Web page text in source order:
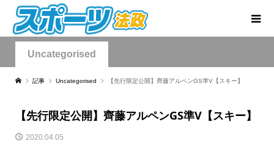
Uncategorised
記事 Uncategorised 【先行限定公開】齊藤アルペンGS準V【スキー】
【先行限定公開】齊藤アルペンGS準V【スキー】
2020.04.05